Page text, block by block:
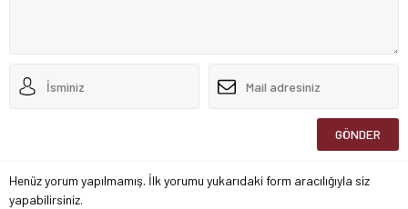
Henüz yorum yapılmamış. İlk yorumu yukarıdaki form aracılığıyla siz
yapabilirsiniz.